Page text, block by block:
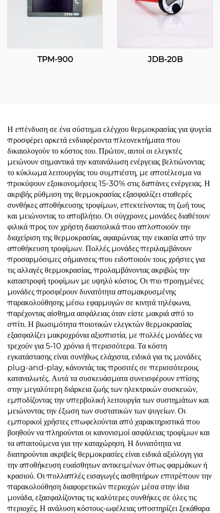
TPM-900 JDB-20B
Η επένδυση σε ένα σύστημα ελέγχου θερμοκρασίας για ψυγεία
προσφέρει αρκετά ενδιαφέροντα πλεονεκτήματα που
δικαιολογούν το κόστος του. Πρώτον, αυτοί οι ελεγκτές
μειώνουν σημαντικά την κατανάλωση ενέργειας βελτιώνοντας
το κύκλωμα λειτουργίας του συμπιέστη, με αποτέλεσμα να
προκύψουν εξοικονομήσεις 15-30% στις δαπάνες ενέργειας. Η
ακριβής ρύθμιση της θερμοκρασίας εξασφαλίζει σταθερές
συνθήκες αποθήκευσης τροφίμων, επεκτείνοντας τη ζωή τους
και μειώνοντας το αποβλήτιο. Οι σύγχρονες μονάδες διαθέτουν
φιλικά προς τον χρήστη διαστολικά που απλοποιούν την
διαχείριση της θερμοκρασίας, αφαιρώντας την εικασία από την
αποθήκευση τροφίμων. Πολλές μονάδες περιλαμβάνουν
προσαρμόσιμες σήμανσεις που ειδοποιούν τους χρήστες για
τις αλλαγές θερμοκρασίας, προλαμβάνοντας ακριβώς την
καταστροφή τροφίμων με υψηλό κόστος. Οι πιο προηγμένες
μονάδες προσφέρουν δυνατότητα απομακρυσμένης
παρακολούθησης μέσω εφαρμογών σε κινητά τηλέφωνα,
παρέχοντας αίσθημα ασφάλειας όταν είστε μακριά από το
σπίτι. Η βιωσιμότητα ποιοτικών ελεγκτών θερμοκρασίας
εξασφαλίζει μακροχρόνια αξιοπιστία, με πολλές μονάδες να
τρεχούν για 5-10 χρόνια ή περισσότερα. Τα κόστη
εγκατάστασης είναι συνήθως ελάχιστα, ειδικά για τις μονάδες
plug-and-play, κάνοντάς τας προσιτές σε περισσότερους
καταναλωτές. Αυτά τα συσκευάσματα συνεισφέρουν επίσης
στην μεγαλύτερη διάρκεια ζωής των ηλεκτρικών συσκευών,
εμποδίζοντας την υπερβολική λειτουργία των συστημάτων και
μειώνοντας την έξωση των συστατικών των ψυγείων. Οι
εμπορικοί χρήστες επωφελούνται από χαρακτηριστικά που
βοηθούν να πληρούνται οι κανονισμοί ασφάλειας τροφίμων και
τα απαιτούμενα για την καταχώρηση. Η δυνατότητα να
διατηρούνται ακριβείς θερμοκρασίες είναι ειδικά αξιόλογη για
την αποθήκευση ευαίσθητων αντικειμένων όπως φαρμάκων ή
κρασιού. Οι πολλαπλές εισαγωγές αισθητήρων επιτρέπουν την
παρακολούθηση διαφορετικών περιοχών μέσα στην ίδια
μονάδα, εξασφαλίζοντας τις καλύτερες συνθήκες σε όλες τις
περιοχές. Η ανάλυση κόστους-ωφέλειας υποστηρίζει ξεκάθαρα